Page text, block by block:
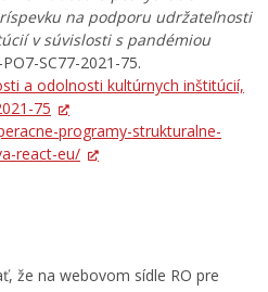
na podporu udržateľnosti
v súvislosti s pandémiou
SC77-2021-75.
a odolnosti kultúrnych inštitúcií,
75
programy-strukturalne-
react-eu/
že na webovom sídle RO pre